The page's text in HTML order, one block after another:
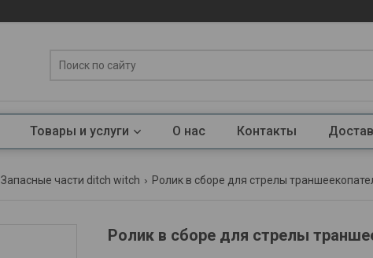
Товары и услуги О нас Контакты
Запасные части ditch witch Ролик в сборе для стрелы
Ролик в сборе для стрелы